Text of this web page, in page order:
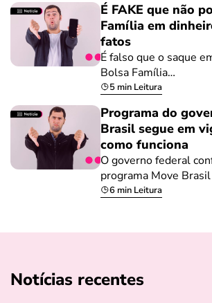
É FAKE que não
Família em
fatos
É falso que o saque
Bolsa Família…
5 min Leitura
Programa do
Brasil segue em
como funciona
O governo federal
programa Move
6 min Leitura
Notícias recentes